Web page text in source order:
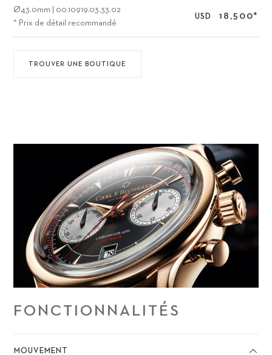
en vol (flyback).
Ø43.0mm
00.10919.03.33.02
* Prix de détail recommandé
USD 18,500*
TROUVER UNE BOUTIQUE
FONCTIONNALITÉS
MOUVEMENT